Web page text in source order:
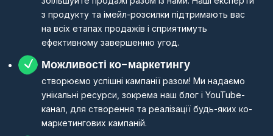
з продукту та імейл-розсилки підтримають вас
на всіх етапах продажів і сприятимуть
ефективному завершенню угод.
Можливості ко-маркетингу
створюємо успішні кампанії разом! Ми надаємо
унікальні ресурси, зокрема наш блог і YouTube-
канал, для створення та реалізації будь-яких ко-
маркетингових кампаній.